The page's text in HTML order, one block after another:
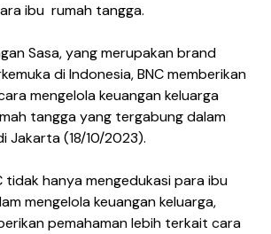
ibu rumah tangga.
Sasa, yang merupakan brand
di Indonesia, BNC memberikan
mengelola keuangan keluarga
tangga yang tergabung dalam
Jakarta (18/10/2023).
tidak hanya mengedukasi para ibu
mengelola keuangan keluarga,
pemahaman lebih terkait cara